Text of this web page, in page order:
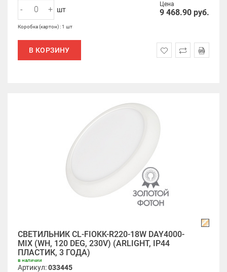
Цена
9 468.90 руб.
- + шт
Коробка (картон) : 1 шт
В КОРЗИНУ
СВЕТИЛЬНИК CL-FIOKK-R220-18W DAY4000-
MIX (WH, 120 DEG, 230V) (ARLIGHT, IP44
ПЛАСТИК, 3 ГОДА)
в наличии
Артикул:033445